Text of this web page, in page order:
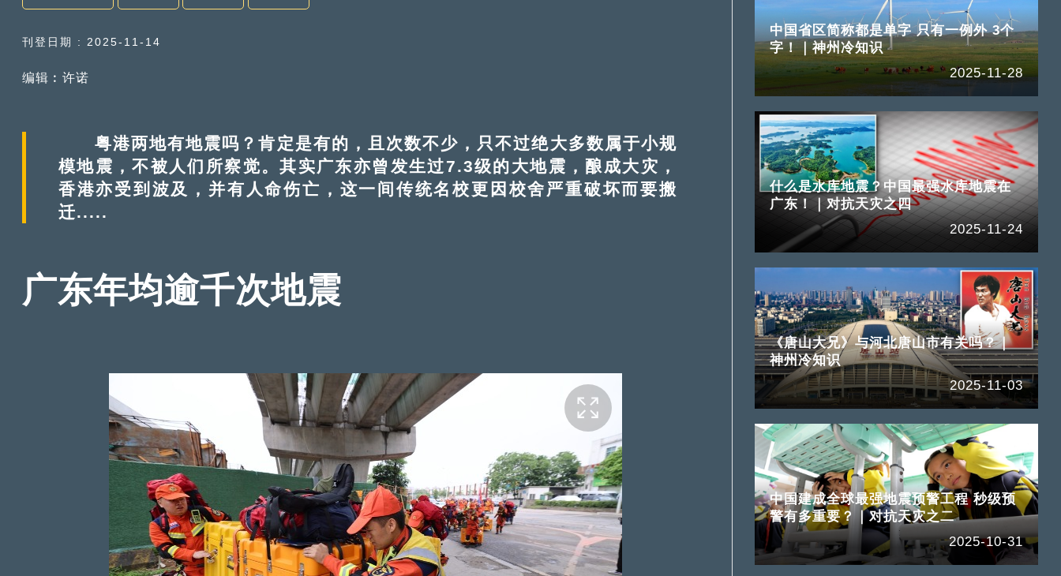
刊登日期 : 2025-11-14
编辑︰许诺
粤港两地有地震吗？肯定是有的，且次数不少，只不过绝大多数属于小规
模地震，不被人们所察觉。其实广东亦曾发生过7.3级的大地震，酿成大灾，
香港亦受到波及，并有人命伤亡，这一间传统名校更因校舍严重破坏而要搬
迁.....
广东年均逾千次地震
中国省区简称都是单字 只有一例外 3个
字！｜神州冷知识
2025-11-28
什么是水库地震？中国最强水库地震在
广东！｜对抗天灾之四
2025-11-24
《唐山大兄》与河北唐山市有关吗？｜
神州冷知识
2025-11-03
中国建成全球最强地震预警工程 秒级预
警有多重要？｜对抗天灾之二
2025-10-31